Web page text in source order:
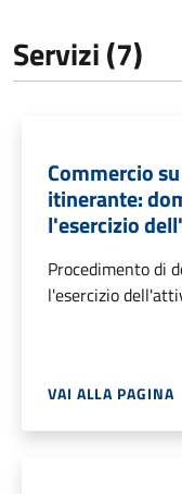
Servizi (7)
Commercio
itinerante:
l'esercizio
Procedimento di
l'esercizio
VAI ALLA PAGINA